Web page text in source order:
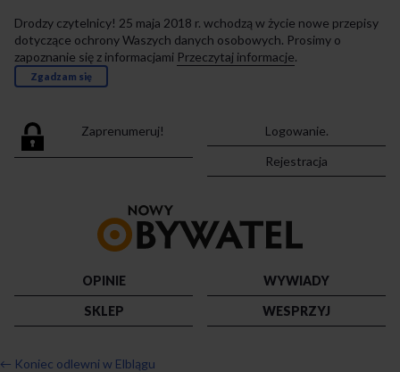
Drodzy czytelnicy! 25 maja 2018 r. wchodzą w życie nowe przepisy
dotyczące ochrony Waszych danych osobowych. Prosimy o
zapoznanie się z informacjami Przeczytaj informacje.
Zgadzam się
Zaprenumeruj!
Logowanie.
Rejestracja
strony
OPINIE
WYWIADY
SKLEP
WESPRZYJ
← Koniec odlewni w Elblągu